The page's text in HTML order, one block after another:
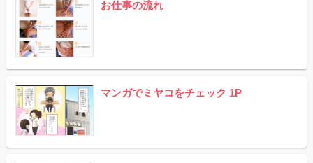
お仕事の流れ
マンガでミヤコをチェック 1P